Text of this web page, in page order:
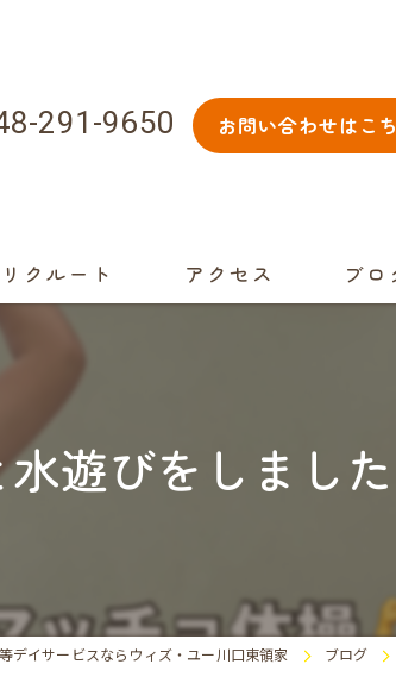
291-9650 お問い合わせはこ
リクルート アクセス ブロ
遊びをしまし
デイサービスならウィズ・ユー川口東領家 ブログ